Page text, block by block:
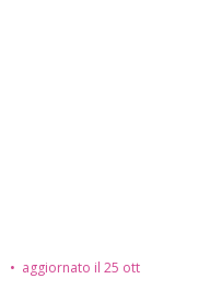
aggiornato il25 ott